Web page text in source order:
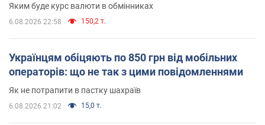
Яким буде курс валюти в обмінниках
6.08.2026 22:58 150,2 т.
Українцям обіцяють по 850 грн від мобільних
операторів: що не так з цими повідомленнями
Як не потрапити в пастку шахраїв
6.08.2026 21:02 15,0 т.